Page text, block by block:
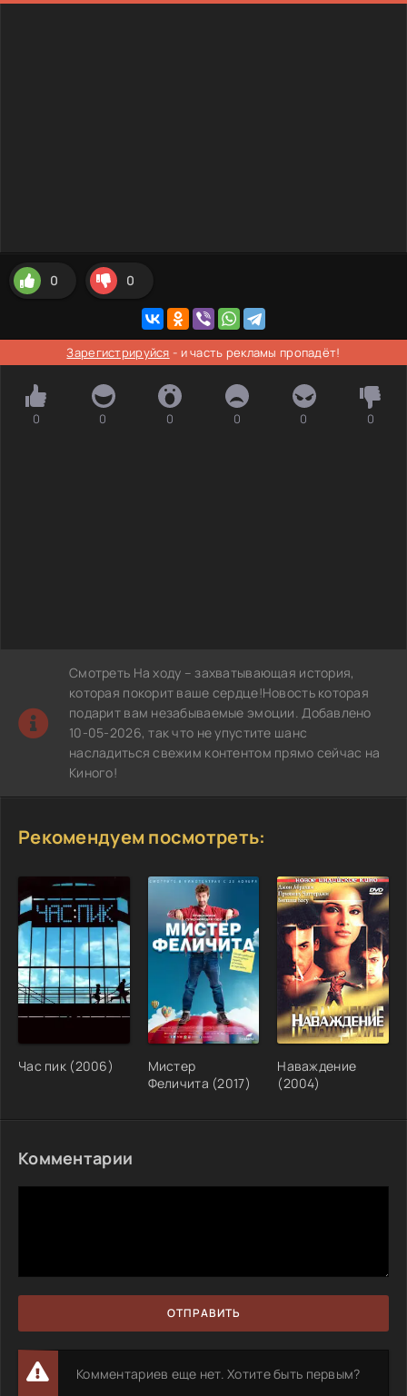
0 0
Зарегистрируйся - и часть рекламы пропадёт!
0 0 0 0 0 0
Смотреть На ходу – захватывающая история,
которая покорит ваше сердце!Новость которая
подарит вам незабываемые эмоции. Добавлено
10-05-2026, так что не упустите шанс
насладиться свежим контентом прямо сейчас на
Киного!
Рекомендуем посмотреть:
Час пик (2006)
Мистер
Феличита (2017)
Наваждение
(2004)
Комментарии
ОТПРАВИТЬ
Комментариев еще нет. Хотите быть первым?